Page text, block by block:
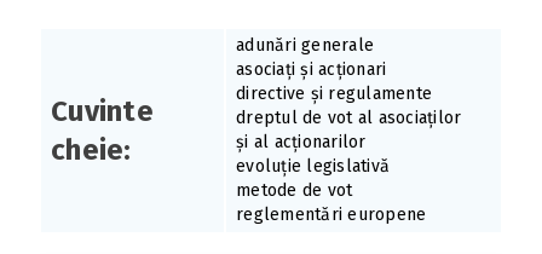
Cuvinte
cheie:
adunări generale
asociați și acționari
directive și regulamente
dreptul de vot al asociaților
și al acționarilor
evoluție legislativă
metode de vot
reglementări europene